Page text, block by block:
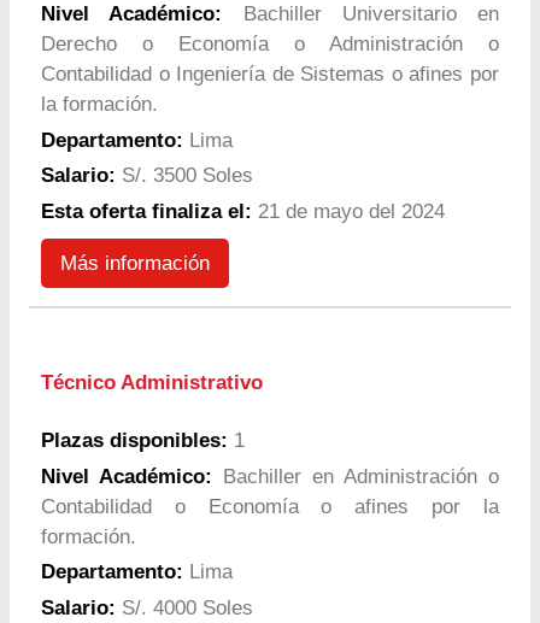
Nivel Académico:
Bachiller Universitario en
Derecho o Economía o Administración o
Contabilidad o Ingeniería de Sistemas o afines por
la formación.
Departamento: Lima
Salario: S/. 3500 Soles
Esta oferta finaliza el: 21 de mayo del 2024
Más información
Técnico Administrativo
Plazas disponibles: 1
Nivel Académico:
Bachiller en Administración o
Contabilidad o Economía o afines por la
formación.
Departamento: Lima
Salario: S/. 4000 Soles